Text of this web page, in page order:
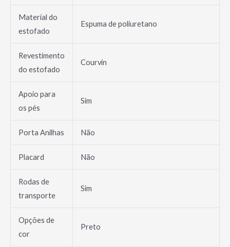
Material do
estofado
Espuma de poliuretano
Revestimento
do estofado
Courvin
Apoio para
os pés
Sim
Porta Anilhas Não
Placard Não
Rodas de
transporte
Sim
Opções de
cor
Preto